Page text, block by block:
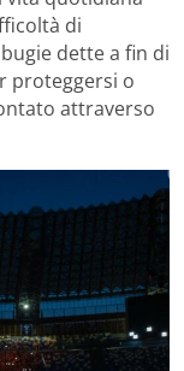
di
dette a fin di
proteggersi o
attraverso